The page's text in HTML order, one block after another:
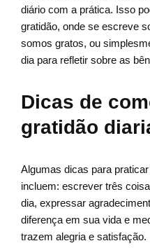
diário com a prática. Isso
gratidão, onde se escreve
somos gratos, ou
dia para refletir sobre as
Dicas de
gratidão
Algumas dicas para
incluem: escrever três
dia, expressar
diferença em sua vida e
trazem alegria e satisfação.